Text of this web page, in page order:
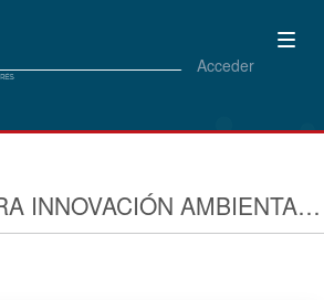
Acceder
LA UMSA LIDERA INNOVACIÓN AMBIENTAL CON CURSO/TALLER EN TECNOLOGÍAS GEOESPACIALES Y DRONES